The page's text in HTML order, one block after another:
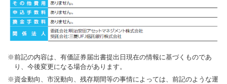
前記の内容は、有価証券届出書提出日現在の情報に基づくものであ
り、今後変更になる場合があります。
資金動向、市況動向、残存期間等の事情によっては、前記のような運